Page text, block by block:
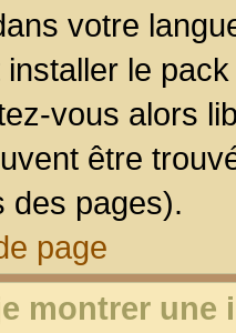
votre
le
vous alors
être
des pages).
page
montrer une